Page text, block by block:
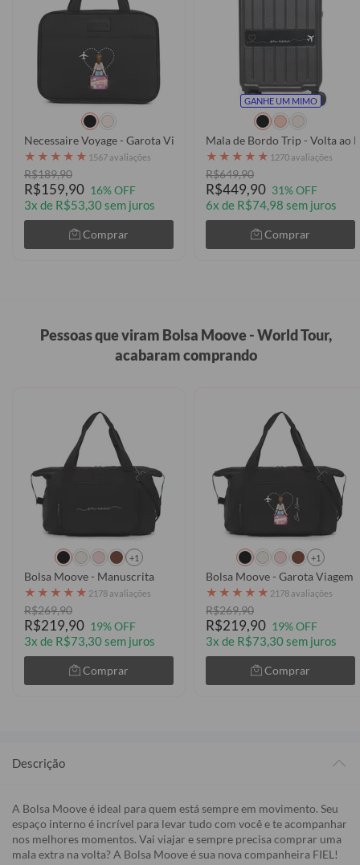
Necessaire Voyage - Garota Viagem
★ ★ ★ ★ ★ 1567 avaliações
R$189,90
R$159,90 16% OFF
3x de R$53,30 sem juros
Comprar
GANHE UM MIMO
Mala de Bordo Trip - Volta ao
★ ★ ★ ★ ★ 1270 avaliações
R$649,90
R$449,90 31% OFF
6x de R$74,98 sem juros
Comprar
Pessoas que viram Bolsa Moove - World Tour,
acabaram comprando
+1
Bolsa Moove - Manuscrita
★ ★ ★ ★ ★ 2178 avaliações
R$269,90
R$219,90 19% OFF
3x de R$73,30 sem juros
Comprar
+1
Bolsa Moove - Garota Viagem
★ ★ ★ ★ ★ 2178 avaliações
R$269,90
R$219,90 19% OFF
3x de R$73,30 sem juros
Comprar
Descrição
A Bolsa Moove é ideal para quem está sempre em movimento. Seu
espaço interno é incrível para levar tudo com você e te acompanhar
nos melhores momentos. Vai viajar e sempre precisa comprar uma
mala extra na volta? A Bolsa Moove é sua nova companheira FIEL!